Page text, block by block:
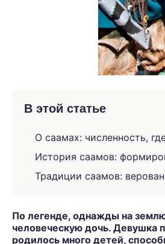
В этой статье
О саамах: численность,
История саамов:
Традиции саамов:
По легенде, однажды на
человеческую дочь. Девушка
родилось много детей,